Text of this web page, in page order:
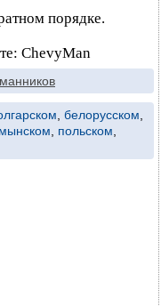
порядке.
ChevyMan
белорусском
польском